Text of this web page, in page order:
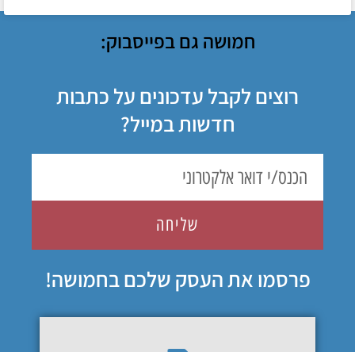
חמושה גם בפייסבוק:
רוצים לקבל עדכונים על כתבות
חדשות במייל?
שליחה
פרסמו את העסק שלכם בחמושה!